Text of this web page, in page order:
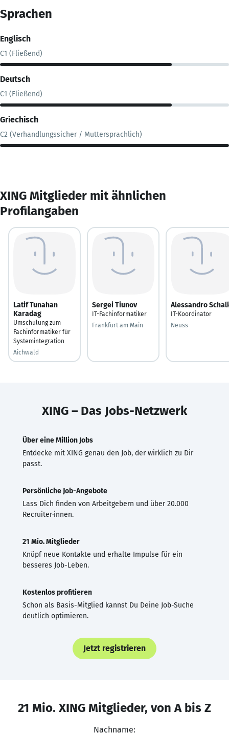
Sprachen
Englisch
C1 (Fließend)
Deutsch
C1 (Fließend)
Griechisch
C2 (Verhandlungssicher / Muttersprachlich)
XING Mitglieder mit ähnlichen
Profilangaben
Latif Tunahan
Karadag
Umschulung zum
Fachinformatiker für
Systemintegration
Aichwald
Sergei Tiunov
IT-Fachinformatiker
Frankfurt am Main
Alessandro
IT-Koordinator
Neuss
XING – Das Jobs-Netzwerk
Über eine Million Jobs
Entdecke mit XING genau den Job, der wirklich zu Dir
passt.
Persönliche Job-Angebote
Lass Dich finden von Arbeitgebern und über 20.000
Recruiter·innen.
21 Mio. Mitglieder
Knüpf neue Kontakte und erhalte Impulse für ein
besseres Job-Leben.
Kostenlos profitieren
Schon als Basis-Mitglied kannst Du Deine Job-Suche
deutlich optimieren.
Jetzt registrieren
21 Mio. XING Mitglieder, von A bis Z
Nachname: